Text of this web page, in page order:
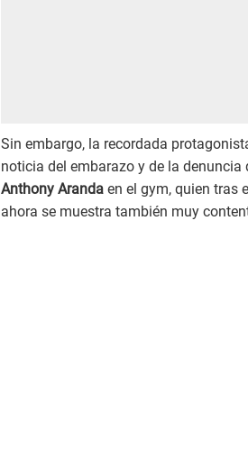
Sin embargo, la recordada
noticia del embarazo y de la
Anthony Aranda en el gym, quien tras
ahora se muestra también muy